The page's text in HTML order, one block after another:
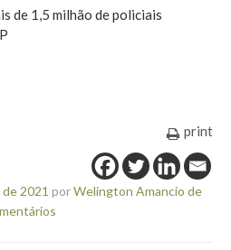
de 1,5 milhão de policiais
print
2021 porWelington Amancio de